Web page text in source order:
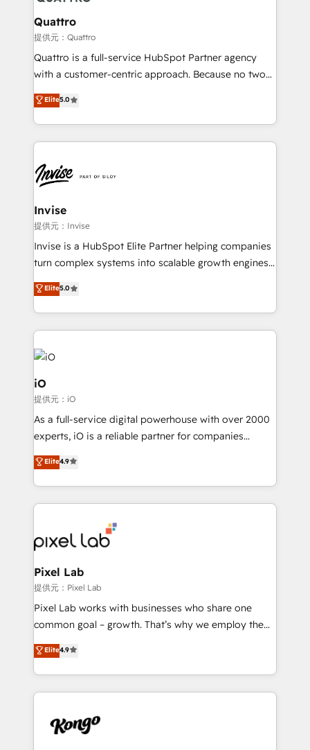
service operations with AI, designing and building
your website, and we drive growth through Account-
Based Marketing, SEO, SEA and many other tactics.
No worries, we will advise you in which to deploy
brings us to our mission; to effectively guide as
much Benelux companies as possible to be
Quattro
提供元：Quattro
Quattro is a full-service HubSpot Partner agency
with a customer-centric approach. Because no two
clients have the same needs, Quattro offer a
bespoke approach for every client. Services include
business growth strategies, sales enablement, CRM
set-up, Migrations, Integrations, Enterprise level
Ops Hub Software, inbound marketing strategy,
content strategies, branding, HubSpot CMS,
bespoke web apps and growth driven design
websites. Experienced in helping Global B2B
Manufacturers, Fintech, Professional Services, IT and
SaaS industries.
Elite5.0
Invise
提供元：Invise
Invise is a HubSpot Elite Partner helping companies
turn complex systems into scalable growth engines.
We combine strategy, technology and change
management to drive measurable results. As part of
the fast-growing Siloy Group, we unite more than
250+ HubSpot experts across Europe – ready to
build a CRM architecture optimized to support your
business goals. Talk to us if you’re looking to: -
Connect marketing, sales and operations around one
reliable source of truth - Unlock the full value of your
CRM and marketing data, not just implement a
system - Accelerate impact with a partner who
Elite5.0
iO
提供元：iO
As a full-service digital powerhouse with over 2000
experts, iO is a reliable partner for companies
looking to strengthen their position in the fields of
marketing, technology, content, strategy and
creation. iO combines in-depth knowledge on both
the marketing and technology end of HubSpot,
from end-to-end. Teams of marketing specialists,
developers, copywriters and designers work side by
side to meet the specific demands of every client
and project. Dedicated HubSpot teams combine all
skills for HubSpot projects from strategy to
implementation and training. Skilled in-house
complex API integrations with external platforms.
Working from several campuses across Belgium, The
such as Brussels Airport, Volvo, Farmaline, Agilitas,
Streamz and Michelin.
Elite4.9
Pixel Lab
提供元：Pixel Lab
Pixel Lab works with businesses who share one
common goal – growth. That’s why we employ the
latest innovations in disruptive technology in our
approach to web design, sales enablement and
inbound marketing that deliver month-on-month
growth for our client's businesses. These methods
exactly where your marketing budget is being used
Elite4.9